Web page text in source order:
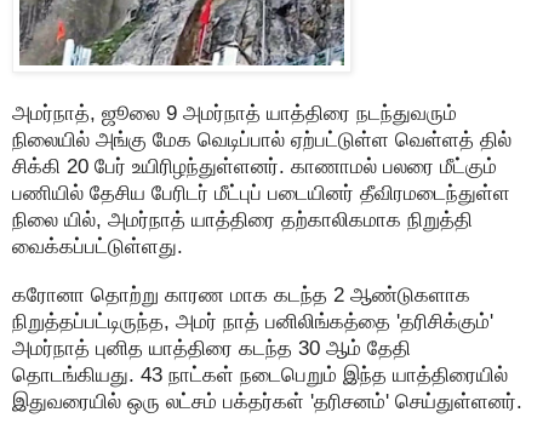
அமர்நாத், ஜூலை 9 அமர்நாத் யாத்திரை நடந்துவரும்
நிலையில் அங்கு மேக வெடிப்பால் ஏற்பட்டுள்ள வெள்ளத் தில்
சிக்கி 20 பேர் உயிரிழந்துள்ளனர். காணாமல் பலரை மீட்கும்
பணியில் தேசிய பேரிடர் மீட்புப் படையினர் தீவிரமடைந்துள்ள
நிலை யில், அமர்நாத் யாத்திரை தற்காலிகமாக நிறுத்தி
வைக்கப்பட்டுள்ளது.
கரோனா தொற்று காரண மாக கடந்த 2 ஆண்டுகளாக
நிறுத்தப்பட்டிருந்த, அமர் நாத் பனிலிங்கத்தை 'தரிசிக்கும்'
அமர்நாத் புனித யாத்திரை கடந்த 30 ஆம் தேதி
தொடங்கியது. 43 நாட்கள் நடைபெறும் இந்த யாத்திரையில்
இதுவரையில் ஒரு லட்சம் பக்தர்கள் 'தரிசனம்' செய்துள்ளனர்.